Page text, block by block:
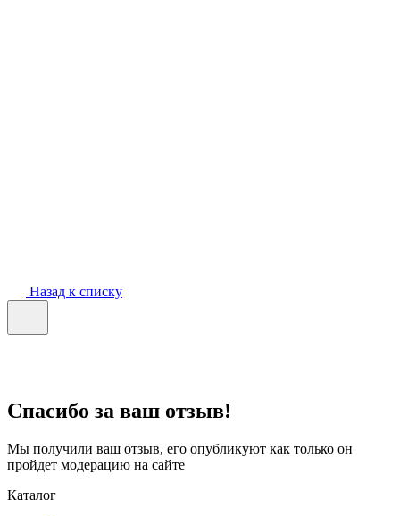
Назад к списку
Спасибо за ваш отзыв!
Мы получили ваш отзыв, его опубликуют как только он
пройдет модерацию на сайте
Каталог